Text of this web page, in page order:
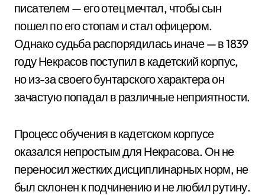
писателем — его отец мечтал, чтобы сын
пошел по его стопам и стал офицером.
Однако судьба распорядилась иначе — в 1839
году Некрасов поступил в кадетский корпус,
но из-за своего бунтарского характера он
зачастую попадал в различные неприятности.
Процесс обучения в кадетском корпусе
оказался непростым для Некрасова. Он не
переносил жестких дисциплинарных норм, не
был склонен к подчинению и не любил рутину.